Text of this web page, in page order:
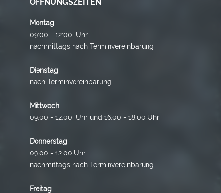
ÖFFNUNGSZEITEN
Montag
09:00 - 12:00 Uhr
nachmittags nach Terminvereinbarung
Dienstag
nach Terminvereinbarung
Mittwoch
09:00 - 12:00 Uhr und 16.00 - 18.00 Uhr
Donnerstag
09:00 - 12:00 Uhr
nachmittags nach Terminvereinbarung
Freitag